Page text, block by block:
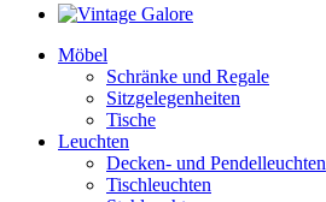
Möbel
Schränke und Regale
Sitzgelegenheiten
Tische
Leuchten
Decken- und Pendelleuchten
Tischleuchten